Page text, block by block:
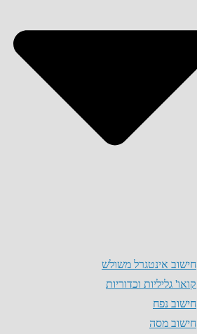
חישוב אינטגרל משולש
קואו' גליליות וכדוריות
חישוב נפח
חישוב מסה